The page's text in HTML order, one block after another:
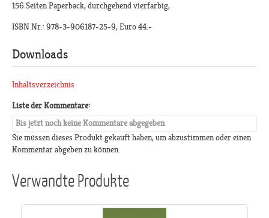
156 Seiten Paperback, durchgehend vierfarbig,
ISBN Nr.: 978-3-906187-25-9, Euro 44.-
Downloads
Inhaltsverzeichnis
Liste der Kommentare:
Bis jetzt noch keine Kommentare abgegeben
Sie müssen dieses Produkt gekauft haben, um abzustimmen oder einen
Kommentar abgeben zu können.
Verwandte Produkte